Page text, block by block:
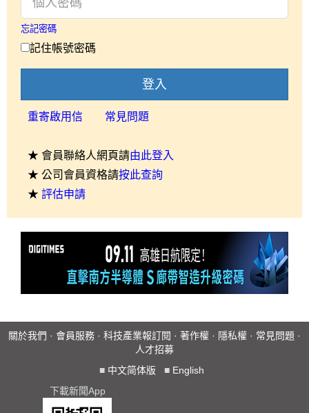
忘記密碼
記住帳號密碼
登入
重寄啟用信 常見問題
★ 會員聯絡人網頁請由此登入
★ 公司會員資格請按此查詢
★ 評估申請
關於我們 · 會員服務 · 科技產業報訂閱 · 著作權 · 隱私權 · 常見問題 ·
人才招募
■ 中文简体版 ■ English
下載新聞App